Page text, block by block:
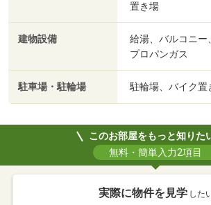
置き場
建物設備
給湯、バルコニー
プロパンガス
駐車場・駐輪場 駐輪場、バイク置
このお部屋をもっと知りた
無料・簡単入力2項目
実際に物件を見学 した